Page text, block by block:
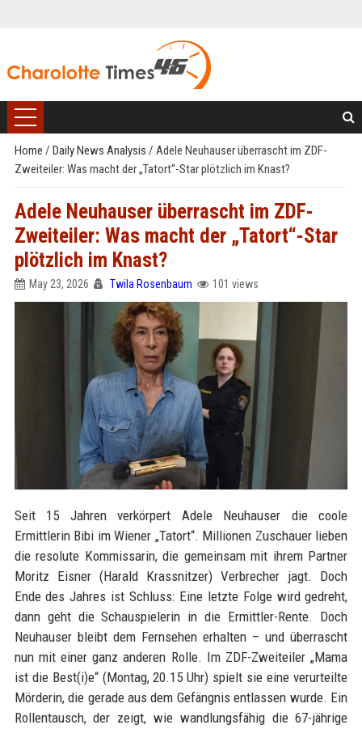
Home / Daily News Analysis / Adele Neuhauser überrascht im ZDF-
Zweiteiler: Was macht der „Tatort“-Star plötzlich im Knast?
Adele Neuhauser überrascht im ZDF-
Zweiteiler: Was macht der „Tatort“-Star
plötzlich im Knast?
May 23, 2026 Twila Rosenbaum 101 views
Seit 15 Jahren verkörpert Adele Neuhauser die coole
Ermittlerin Bibi im Wiener „Tatort“. Millionen Zuschauer lieben
die resolute Kommissarin, die gemeinsam mit ihrem Partner
Moritz Eisner (Harald Krassnitzer) Verbrecher jagt. Doch
Ende des Jahres ist Schluss: Eine letzte Folge wird gedreht,
dann geht die Schauspielerin in die Ermittler-Rente. Doch
Neuhauser bleibt dem Fernsehen erhalten – und überrascht
nun mit einer ganz anderen Rolle. Im ZDF-Zweiteiler „Mama
ist die Best(i)e“ (Montag, 20.15 Uhr) spielt sie eine verurteilte
Mörderin, die gerade aus dem Gefängnis entlassen wurde. Ein
Rollentausch, der zeigt, wie wandlungsfähig die 67-jährige